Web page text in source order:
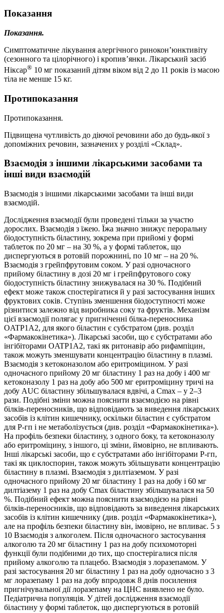
Показання
Показання.
Симптоматичне лікування алергічного ринокон’юнктивіту
(сезонного та цілорічного) і кропив’янки. Лікарський засіб
Ніксар® 10 мг показаний дітям віком від 2 до 11 років із масою
тіла не менше 15 кг.
Протипоказання
Протипоказання.
Підвищена чутливість до діючої речовини або до будь-якої з
допоміжних речовин, зазначених у розділі «Склад».
Взаємодія з іншими лікарськими засобами та
інші види взаємодій
Взаємодія з іншими лікарськими засобами та інші види
взаємодій.
Дослідження взаємодії були проведені тільки за участю
дорослих. Взаємодія з їжею. Їжа значно знижує пероральну
біодоступність біластину, зокрема при прийомі у формі
таблеток по 20 мг – на 30 %, а у формі таблеток, що
диспергуються в ротовій порожнині, по 10 мг – на 20 %.
Взаємодія з грейпфрутовим соком. У разі одночасного
прийому біластину в дозі 20 мг і грейпфрутового соку
біодоступність біластину знижувалася на 30 %. Подібний
ефект може також спостерігатися й у разі застосування інших
фруктових соків. Ступінь зменшення біодоступності може
різнитися залежно від виробника соку та фруктів. Механізм
цієї взаємодії полягає у пригніченні білка-переносника
OATP1A2, для якого біластин є субстратом (див. розділ
«Фармакокінетика»). Лікарські засоби, що є субстратами або
інгібіторами OATP1A2, такі як ритонавір або рифампіцин,
також можуть зменшувати концентрацію біластину в плазмі.
Взаємодія з кетоконазолом або еритроміцином. У разі
одночасного прийому 20 мг біластину 1 раз на добу і 400 мг
кетоконазолу 1 раз на добу або 500 мг еритроміцину тричі на
добу AUC біластину збільшувалася вдвічі, а Cmax – у 2–3
рази. Подібні зміни можна пояснити взаємодією на рівні
білків-переносників, що відповідають за виведення лікарських
засобів із клітин кишечнику, оскільки біластин є субстратом
для P-гп і не метаболізується (див. розділ «Фармакокінетика»).
На профіль безпеки біластину, з одного боку, та кетоконазолу
або еритроміцину, з іншого, ці зміни, ймовірно, не впливають.
Інші лікарські засоби, що є субстратами або інгібіторами P-гп,
такі як циклоспорин, також можуть збільшувати концентрацію
біластину в плазмі. Взаємодія з дилтіаземом. У разі
одночасного прийому 20 мг біластину 1 раз на добу і 60 мг
дилтіазему 1 раз на добу Cmax біластину збільшувалася на 50
%. Подібний ефект можна пояснити взаємодією на рівні
білків-переносників, що відповідають за виведення лікарських
засобів із клітин кишечнику (див. розділ «Фармакокінетика»),
але на профіль безпеки біластину він, імовірно, не впливає. 5 з
10 Взаємодія з алкоголем. Після одночасного застосування
алкоголю та 20 мг біластину 1 раз на добу психомоторні
функції були подібними до тих, що спостерігалися після
прийому алкоголю та плацебо. Взаємодія з лоразепамом. У
разі застосування 20 мг біластину 1 раз на добу одночасно з 3
мг лоразепаму 1 раз на добу впродовж 8 днів посилення
пригнічувальної дії лоразепаму на ЦНС виявлено не було.
Педіатрична популяція. У дітей дослідження взаємодії
біластину у формі таблеток, що диспергуються в ротовій